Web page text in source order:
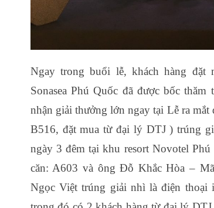
Ngay trong buổi lễ, khách hàng đặt
Sonasea Phú Quốc đã được bốc
nhận giải thưởng lớn ngay tại Lễ ra
B516, đặt mua từ đại lý DTJ ) trúng
ngày 3 đêm tại khu resort Novotel
căn: A603 và ông Đỗ Khắc Hòa –
Ngọc Việt trúng giải nhì là điện thoại